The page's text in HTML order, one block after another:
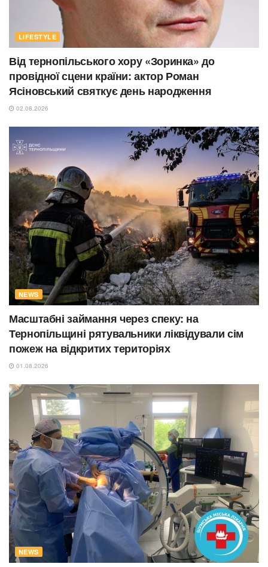
LIFESTYLE
Від тернопільського хору «Зоринка» до
провідної сцени країни: актор Роман
Ясіновський святкує день народження
02.08.2026
NEWS
Масштабні займання через спеку: на
Тернопільщині рятувальники ліквідували сім
пожеж на відкритих територіях
01.08.2026
NEWS